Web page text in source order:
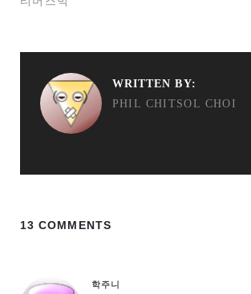
WRITTEN BY:
PHIL CHITSOL CHOI
13 COMMENTS
학주니